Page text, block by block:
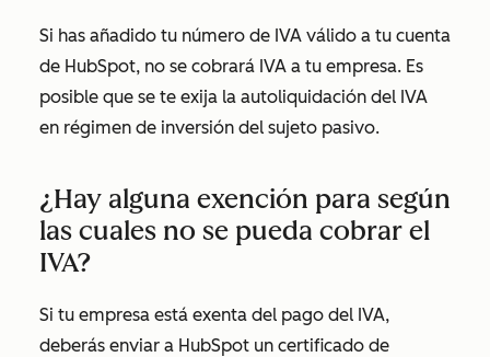
Si has añadido tu número de IVA válido a tu cuenta
de HubSpot, no se cobrará IVA a tu empresa. Es
posible que se te exija la autoliquidación del IVA
en régimen de inversión del sujeto pasivo.
¿Hay alguna exención para según
las cuales no se pueda cobrar el
IVA?
Si tu empresa está exenta del pago del IVA,
deberás enviar a HubSpot un certificado de